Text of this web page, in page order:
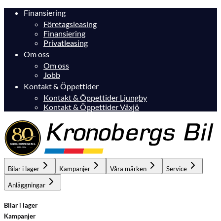
Finansiering
Företagsleasing
Finansiering
Privatleasing
Om oss
Om oss
Jobb
Kontakt & Öppettider
Kontakt & Öppettider Ljungby
Kontakt & Öppettider Växjö
Bilar i lager Kampanjer Våra märken Service
Anläggningar
Bilar i lager
Kampanjer